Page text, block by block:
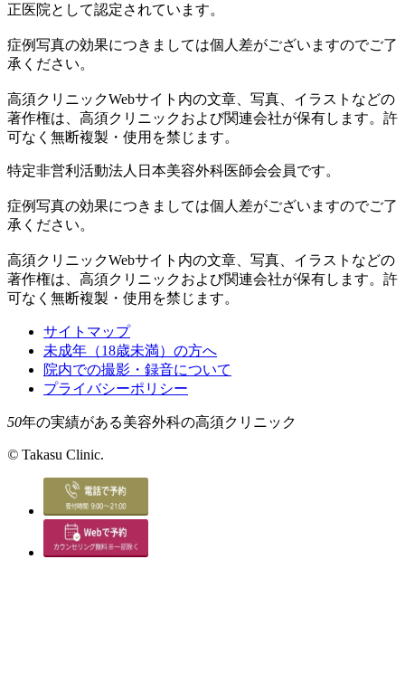
正医院として認定されています。
症例写真の効果につきましては個人差がございますのでご了
承ください。
高須クリニックWebサイト内の文章、写真、イラストなどの
著作権は、高須クリニックおよび関連会社が保有します。許
可なく無断複製・使用を禁じます。
特定非営利活動法人日本美容外科医師会会員です。
症例写真の効果につきましては個人差がございますのでご了
承ください。
高須クリニックWebサイト内の文章、写真、イラストなどの
著作権は、高須クリニックおよび関連会社が保有します。許
可なく無断複製・使用を禁じます。
サイトマップ
未成年（18歳未満）の方へ
院内での撮影・録音について
プライバシーポリシー
50年の実績がある美容外科の高須クリニック
© Takasu Clinic.